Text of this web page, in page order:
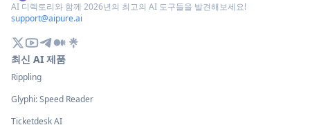
AI 디렉토리와 함께 2026년의 최고의 AI 도구들을 발견해보세요!
support@aipure.ai
최신 AI 제품
Rippling
Glyphi: Speed Reader
Ticketdesk AI